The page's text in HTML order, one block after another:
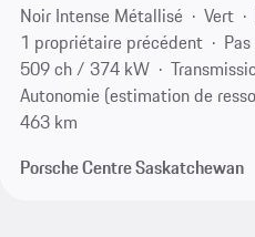
Noir Intense Métallisé
Vert
1 propriétaire précédent
509 ch / 374 kW
Autonomie (estimation de
463 km
Porsche Centre Saskatchewan